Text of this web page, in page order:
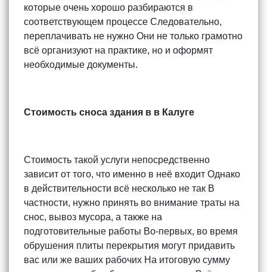
которые очень хорошо разбираются в
соответствующем процессе Следовательно,
переплачивать не нужно Они не только грамотно
всё организуют на практике, но и оформят
необходимые документы.
Стоимость сноса здания в в Калуге
Стоимость такой услуги непосредственно
зависит от того, что именно в неё входит Однако
в действительности всё несколько не так В
частности, нужно принять во внимание траты на
снос, вывоз мусора, а также на
подготовительные работы Во-первых, во время
обрушения плиты перекрытия могут придавить
вас или же ваших рабочих На итоговую сумму